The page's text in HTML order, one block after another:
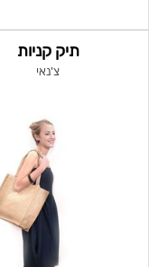
תיק קניות
צ'נאי